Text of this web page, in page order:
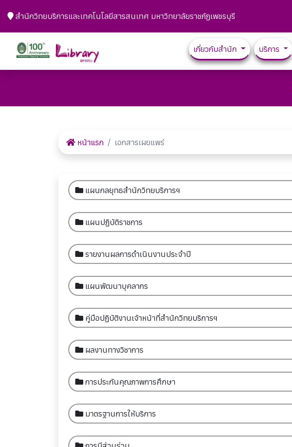
สำนักวิทยบริการและเทคโนโลยีสารสนเทศ มหาวิทยาลัยราชภัฏเพชรบุรี
เกี่ยวกับสำนัก บริการ
หน้าแรก เอกสารเผยแพร่
แผนกลยุทธสำนักวิทยบริการฯ
แผนปฏิบัติราชการ
รายงานผลการดำเนินงานประจำปี
แผนพัฒนาบุคลากร
คู่มือปฏิบัติงานเจ้าหน้าที่สำนักวิทยบริการฯ
ผลงานทางวิชาการ
การประกันคุณภาพการศึกษา
มาตรฐานการให้บริการ